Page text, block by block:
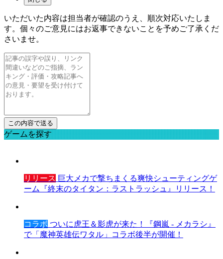
いただいた内容は担当者が確認のうえ、順次対応いたしま
す。個々のご意見にはお返事できないことを予めご了承くだ
さいませ。
ゲームを探す
リリース 巨大メカで撃ちまくる爽快シューティングゲ
ーム『終末のタイタン：ラストラッシュ』リリース！
コラボ ついに虎王＆影虎が来た！『鋼嵐 - メカラシ』
で「魔神英雄伝ワタル」コラボ後半が開催！